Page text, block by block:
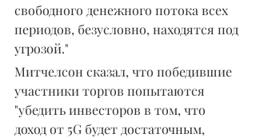
свободного денежного потока всех
периодов, безусловно, находятся под
угрозой."
Митчелсон сказал, что победившие
участники торгов попытаются
"убедить инвесторов в том, что
доход от 5G будет достаточным,